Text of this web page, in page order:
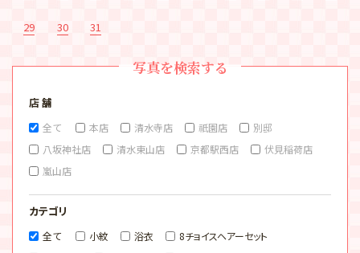
29 30 31
写真を検索する
店 舗
全て 本店 清水寺店 祇園店
別邸
八坂神社店
清水東山店 京都駅西店
伏見稲荷店
嵐山店
カテゴリ
全て 小紋 浴衣
8チョイスヘアーセット